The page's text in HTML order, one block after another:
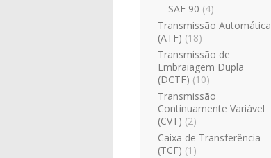
SAE 90 (4)
Transmissão Automática
(ATF) (18)
Transmissão de
Embraiagem Dupla
(DCTF) (10)
Transmissão
Continuamente Variável
(CVT) (2)
Caixa de Transferência
(TCF) (1)